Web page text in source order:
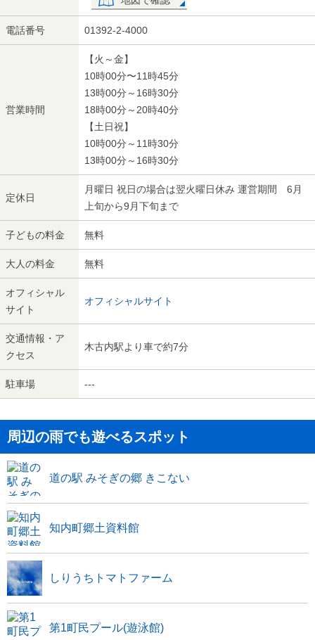
電話番号 01392-2-4000
営業時間
【火～金】
10時00分〜11時45分
13時00分～16時30分
18時00分～20時40分
【土日祝】
10時00分～11時30分
13時00分～16時30分
定休日
月曜日 祝日の場合は翌火曜日休み 運営期間 6月
上旬から9月下旬まで
子どもの料金 無料
大人の料金 無料
オフィシャル
サイト
オフィシャルサイト
交通情報・ア
クセス
木古内駅より車で約7分
駐車場 ---
周辺の雨でも遊べるスポット
道の駅 みそぎの郷 きこない
知内町郷土資料館
しりうちトマトファーム
第1町民プール(遊泳館)